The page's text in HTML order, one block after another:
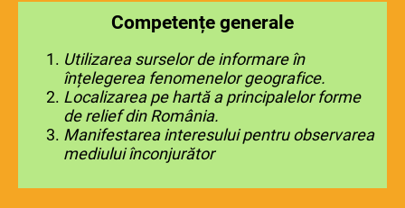
Competențe generale
Utilizarea surselor de informare în
înțelegerea fenomenelor geografice.
Localizarea pe hartă a principalelor forme
de relief din România.
Manifestarea interesului pentru observarea
mediului înconjurător